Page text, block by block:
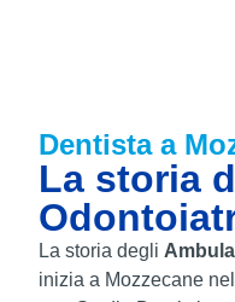
Dentista a
La storia
La storia degli
inizia a Mozzecane